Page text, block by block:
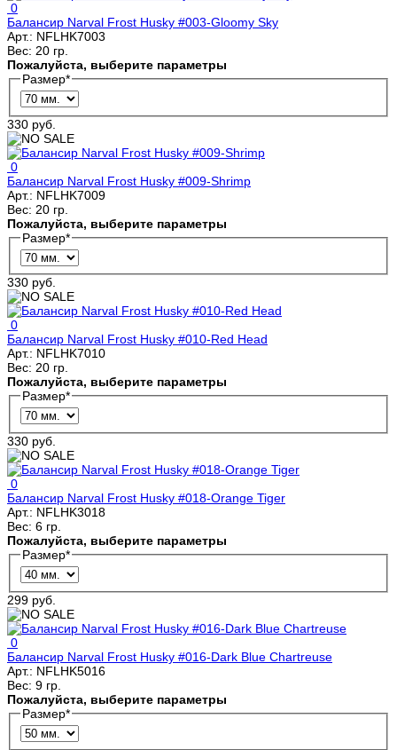
0
Балансир Narval Frost Husky #003-Gloomy Sky
Арт.: NFLHK7003
Вес: 20 гр.
Пожалуйста, выберите параметры
Размер*
330 руб.
0
Балансир Narval Frost Husky #009-Shrimp
Арт.: NFLHK7009
Вес: 20 гр.
Пожалуйста, выберите параметры
Размер*
330 руб.
0
Балансир Narval Frost Husky #010-Red Head
Арт.: NFLHK7010
Вес: 20 гр.
Пожалуйста, выберите параметры
Размер*
330 руб.
0
Балансир Narval Frost Husky #018-Orange Tiger
Арт.: NFLHK3018
Вес: 6 гр.
Пожалуйста, выберите параметры
Размер*
299 руб.
0
Балансир Narval Frost Husky #016-Dark Blue Chartreuse
Арт.: NFLHK5016
Вес: 9 гр.
Пожалуйста, выберите параметры
Размер*